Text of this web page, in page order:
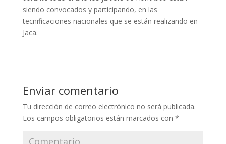
siendo convocados y participando, en las
tecnificaciones nacionales que se están realizando en
Jaca.
Enviar comentario
Tu dirección de correo electrónico no será publicada.
Los campos obligatorios están marcados con *